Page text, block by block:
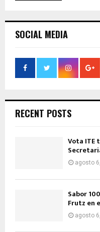
SOCIAL MEDIA
RECENT POSTS
Vota ITE
agosto
Sabor
Frutz en
agosto